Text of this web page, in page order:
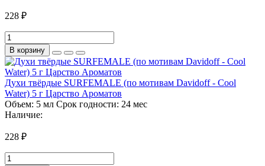
228 ₽
В корзину
Духи твёрдые SURFEMALE (по мотивам Davidoff - Cool
Water) 5 г Царство Ароматов
Объем: 5 мл Срок годности: 24 мес
Наличие:
228 ₽